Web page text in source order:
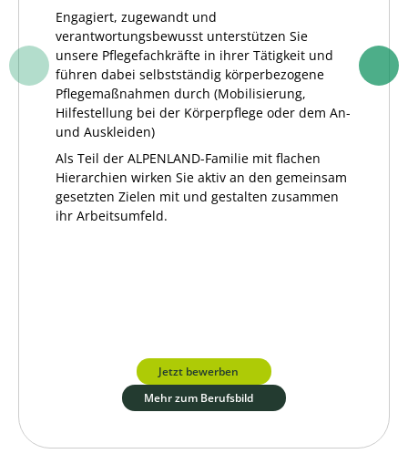
Engagiert, zugewandt und
verantwortungsbewusst unterstützen Sie
unsere Pflegefachkräfte in ihrer Tätigkeit und
führen dabei selbstständig körperbezogene
Pflegemaßnahmen durch (Mobilisierung,
Hilfestellung bei der Körperpflege oder dem An-
und Auskleiden)
Als Teil der ALPENLAND-Familie mit flachen
Hierarchien wirken Sie aktiv an den gemeinsam
gesetzten Zielen mit und gestalten zusammen
ihr Arbeitsumfeld.
Jetzt bewerben
Mehr zum Berufsbild